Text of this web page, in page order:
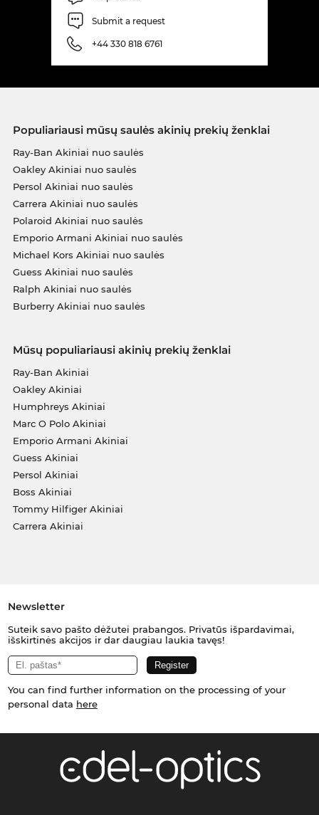
Submit a request
+44 330 818 6761
Populiariausi mūsų saulės akinių prekių ženklai
Ray-Ban Akiniai nuo saulės
Oakley Akiniai nuo saulės
Persol Akiniai nuo saulės
Carrera Akiniai nuo saulės
Polaroid Akiniai nuo saulės
Emporio Armani Akiniai nuo saulės
Michael Kors Akiniai nuo saulės
Guess Akiniai nuo saulės
Ralph Akiniai nuo saulės
Burberry Akiniai nuo saulės
Mūsų populiariausi akinių prekių ženklai
Ray-Ban Akiniai
Oakley Akiniai
Humphreys Akiniai
Marc O Polo Akiniai
Emporio Armani Akiniai
Guess Akiniai
Persol Akiniai
Boss Akiniai
Tommy Hilfiger Akiniai
Carrera Akiniai
Newsletter
Suteik savo pašto dėžutei prabangos. Privatūs išpardavimai,
išskirtinės akcijos ir dar daugiau laukia tavęs!
You can find further information on the processing of your
personal data here